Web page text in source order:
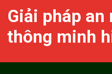
Giải pháp
thông minh